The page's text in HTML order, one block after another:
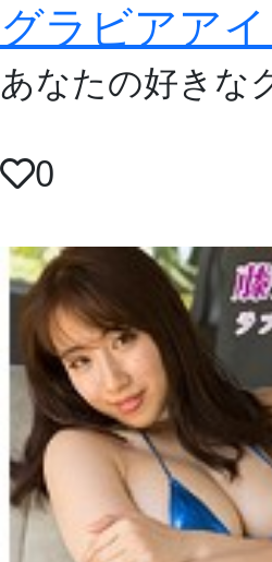
グラビアア
あなたの好きな
0